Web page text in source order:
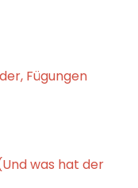
Fügungen
was hat der